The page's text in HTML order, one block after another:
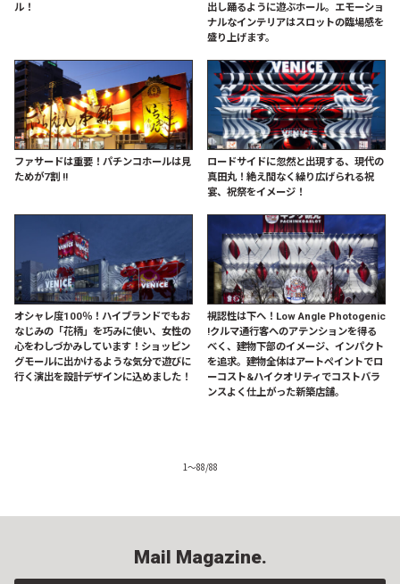
ル！
出し踊るように遊ぶホール。エモーショ
ナルなインテリアはスロットの臨場感を
盛り上げます。
ファサードは重要！パチンコホールは見
ためが7割 !!
ロードサイドに忽然と出現する、現代の
真田丸！絶え間なく繰り広げられる祝
宴、祝祭をイメージ！
オシャレ度100％！ハイブランドでもお
なじみの「花柄」を巧みに使い、女性の
心をわしづかみしています！ショッピン
グモールに出かけるような気分で遊びに
行く演出を設計デザインに込めました！
視認性は下へ！Low Angle Photogenic
!クルマ通行客へのアテンションを得る
べく、建物下部のイメージ、インパクト
を追求。建物全体はアートペイントでロ
ーコスト&ハイクオリティでコストバラ
ンスよく仕上がった新築店舗。
1〜88/88
Mail Magazine.